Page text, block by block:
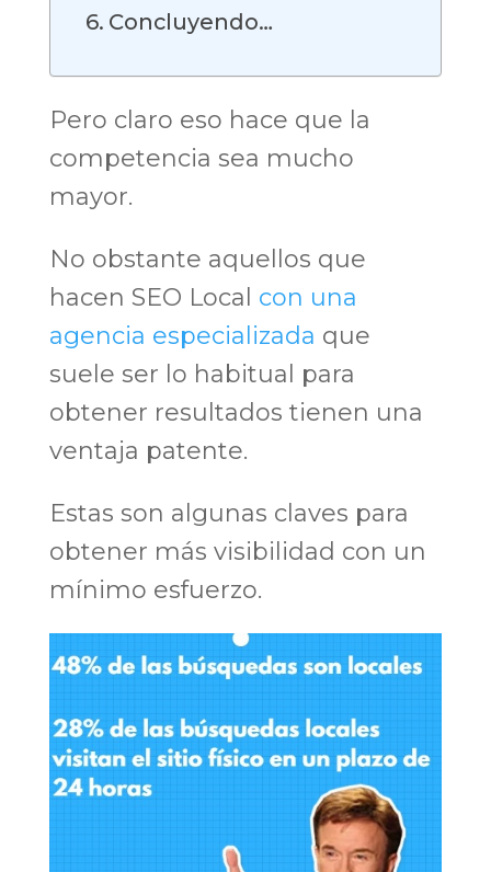
Concluyendo…
Pero claro eso hace que la
competencia sea mucho
mayor.
No obstante aquellos que
hacen SEO Local con una
agencia especializada que
suele ser lo habitual para
obtener resultados tienen una
ventaja patente.
Estas son algunas claves para
obtener más visibilidad con un
mínimo esfuerzo.